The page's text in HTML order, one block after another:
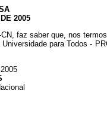
2005
faz saber que, nos
para Todos -